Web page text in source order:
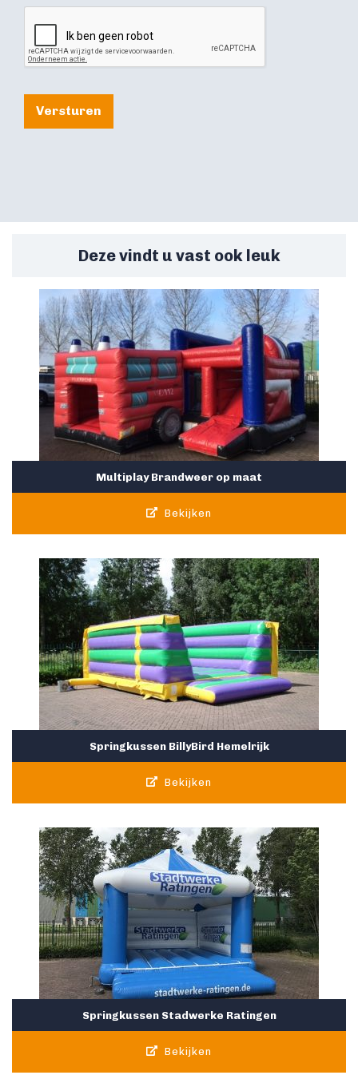
Versturen
Deze vindt u vast ook leuk
Multiplay Brandweer op maat
Bekijken
Springkussen BillyBird Hemelrijk
Bekijken
Springkussen Stadwerke Ratingen
Bekijken